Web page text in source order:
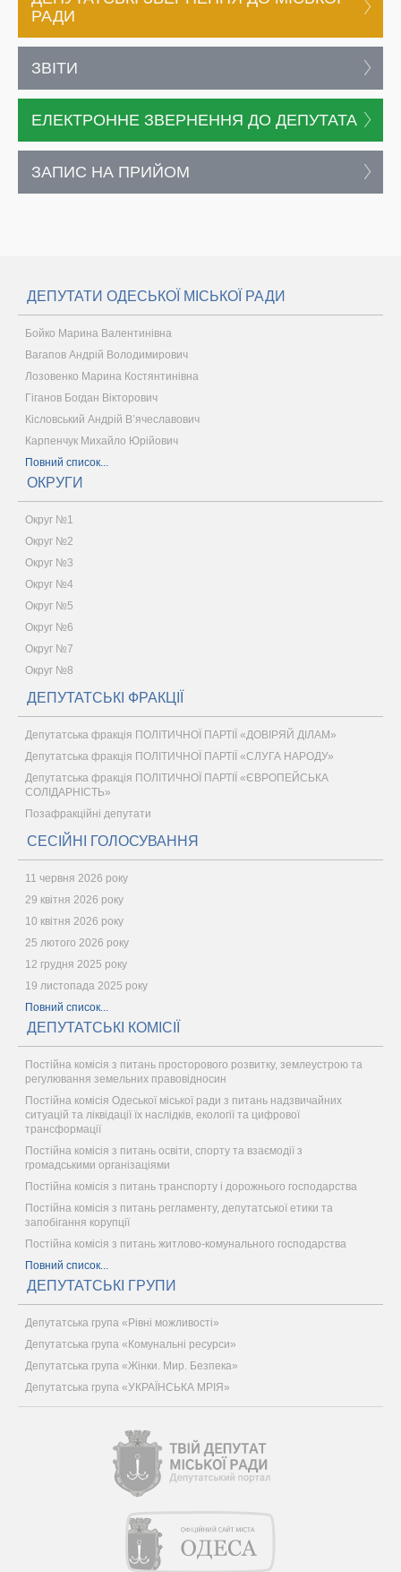
РАДИ
ЗВІТИ
ЕЛЕКТРОННЕ ЗВЕРНЕННЯ ДО ДЕПУТАТА
ЗАПИС НА ПРИЙОМ
ДЕПУТАТИ ОДЕСЬКОЇ МІСЬКОЇ РАДИ
Бойко Марина Валентинівна
Вагапов Андрій Володимирович
Лозовенко Марина Костянтинівна
Гіганов Богдан Вікторович
Кісловський Андрій В’ячеславович
Карпенчук Михайло Юрійович
Повний список...
ОКРУГИ
Округ №1
Округ №2
Округ №3
Округ №4
Округ №5
Округ №6
Округ №7
Округ №8
ДЕПУТАТСЬКІ ФРАКЦІЇ
Депутатська фракція ПОЛІТИЧНОЇ ПАРТІЇ «ДОВІРЯЙ ДІЛАМ»
Депутатська фракція ПОЛІТИЧНОЇ ПАРТІЇ «СЛУГА НАРОДУ»
Депутатська фракція ПОЛІТИЧНОЇ ПАРТІЇ «ЄВРОПЕЙСЬКА
СОЛІДАРНІСТЬ»
Позафракційні депутати
СЕСІЙНІ ГОЛОСУВАННЯ
11 червня 2026 року
29 квітня 2026 року
10 квітня 2026 року
25 лютого 2026 року
12 грудня 2025 року
19 листопада 2025 року
Повний список...
ДЕПУТАТСЬКІ КОМІСІЇ
Постійна комісія з питань просторового розвитку, землеустрою та
регулювання земельних правовідносин
Постійна комісія Одеської міської ради з питань надзвичайних
ситуацій та ліквідації їх наслідків, екології та цифрової
трансформації
Постійна комісія з питань освіти, спорту та взаємодії з
громадськими організаціями
Постійна комісія з питань транспорту і дорожнього господарства
Постійна комісія з питань регламенту, депутатської етики та
запобігання корупції
Постійна комісія з питань житлово-комунального господарства
Повний список...
ДЕПУТАТСЬКІ ГРУПИ
Депутатська група «Рівні можливості»
Депутатська група «Комунальні ресурси»
Депутатська група «Жінки. Мир. Безпека»
Депутатська група «УКРАЇНСЬКА МРІЯ»